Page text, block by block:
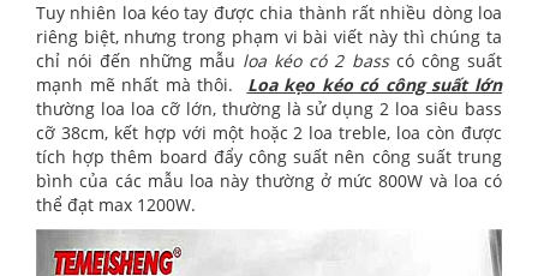
Tuy nhiên loa kéo tay được chia thành rất nhiều dòng loa
riêng biệt, nhưng trong phạm vi bài viết này thì chúng ta
chỉ nói đến những mẫu loa kéo có 2 basscó công suất
mạnh mẽ nhất mà thôi. Loa kẹo kéo có công suất lớn
thường loa loa cỡ lớn, thường là sử dụng 2 loa siêu bass
cỡ 38cm, kết hợp với một hoặc 2 loa treble, loa còn được
tích hợp thêm board đẩy công suất nên công suất trung
bình của các mẫu loa này thường ở mức 800W và loa có
thể đạt max 1200W.